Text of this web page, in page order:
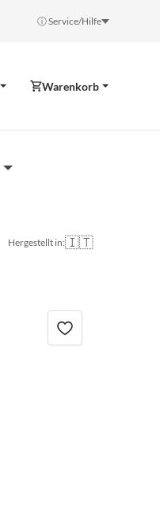
ⓘ Service/Hilfe
Warenkorb
Hergestellt in:🇮🇹